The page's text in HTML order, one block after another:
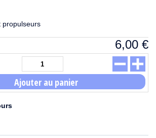
propulseurs
6,00 €
Ajouter au panier